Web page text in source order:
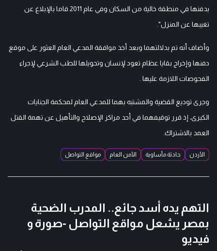
بدفنها في منطقة خالية من السكان وفي عام 2011 قاما بالإبلاغ عن
تغيبها عن المنزل".
وأضاف أنه تم بدلالتهما وبعد أخذ موافقة المدعي العام العثور على موقع
دفنها وإخراج بقايا عظام تعود لإنسان وتحويلها للطب الشرعي لإجراء
الفحوصات اللازمة عليها .
وجرى توديع القضية والمشتبه بهما للمدعي العام لمحكمة الجنايات
الكبرى، إذ قرر توقيفهما في أحد مراكز الإصلاح والتأهيل عن تهمة القتل
العمد بالاشتراك.
الأردن حادثة مأساوية الأمن العام مواقع التواصل
التهم يده أسد جائع.. المدرب الضحية
بمصر يشعل مواقع التواصل -صورة و
فيديو